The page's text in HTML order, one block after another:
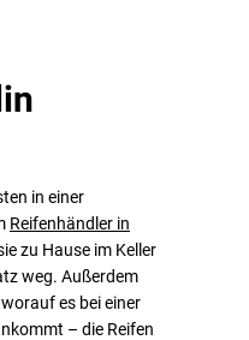
in einer
Reifenhändler in
zu Hause im Keller
weg. Außerdem
es bei einer
– die Reifen